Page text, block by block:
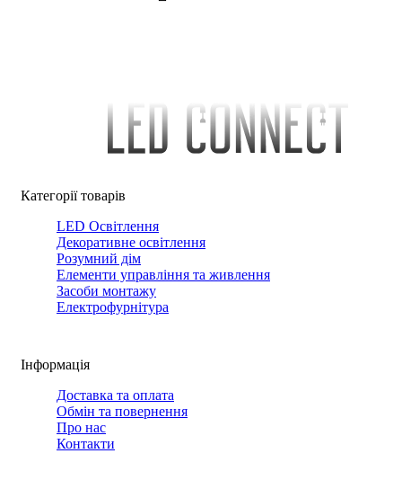
Категорії товарів
LED Освітлення
Декоративне освітлення
Розумний дім
Елементи управління та живлення
Засоби монтажу
Електрофурнітура
Інформація
Доставка та оплата
Обмін та повернення
Про нас
Контакти